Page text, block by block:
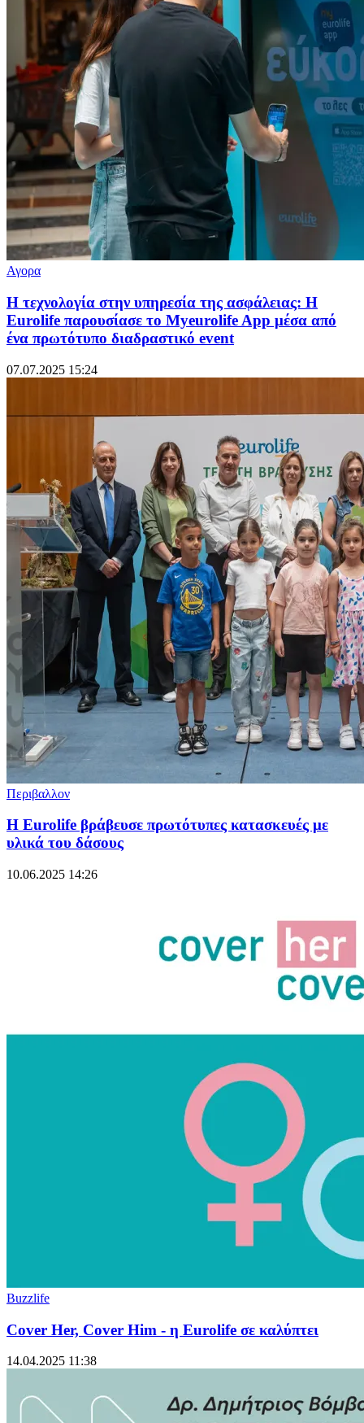
Αγορα
Η τεχνολογία στην υπηρεσία της ασφάλειας: Η
Eurolife παρουσίασε το Myeurolife App μέσα από
ένα πρωτότυπο διαδραστικό event
07.07.2025 15:24
Περιβαλλον
H Eurolife βράβευσε πρωτότυπες κατασκευές με
υλικά του δάσους
10.06.2025 14:26
Buzzlife
Cover Her, Cover Him - η Eurolife σε καλύπτει
14.04.2025 11:38